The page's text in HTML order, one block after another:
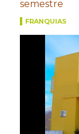
semestre
FRANQUIAS